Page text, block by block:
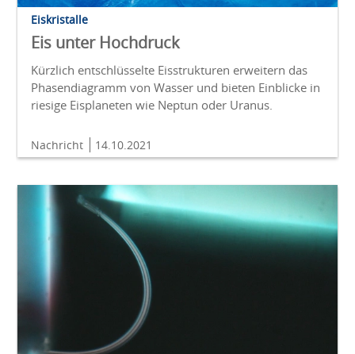
Eiskristalle
Eis unter Hochdruck
Kürzlich entschlüsselte Eisstrukturen erweitern das
Phasendiagramm von Wasser und bieten Einblicke in
riesige Eisplaneten wie Neptun oder Uranus.
Nachricht 14.10.2021